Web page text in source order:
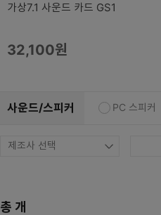
가상7.1 사운드 카드 GS1
32,100원
사운드/스피커 PC 스피커
총 개